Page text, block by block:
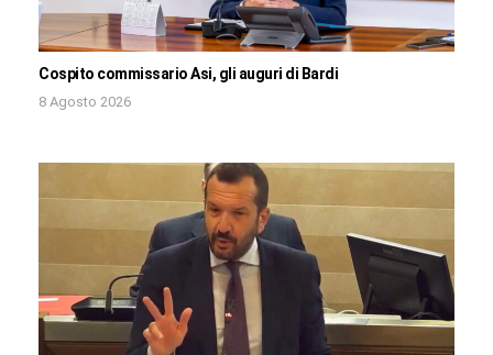
Cospito commissario Asi, gli auguri di Bardi
8 Agosto 2026